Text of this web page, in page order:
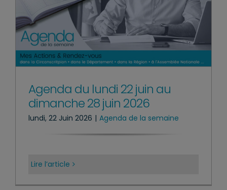
Agenda du lundi 22 juin au
dimanche 28 juin 2026
lundi, 22 Juin 2026 | Agenda de la semaine
Lire l’article